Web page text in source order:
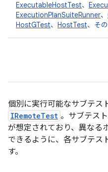
ExecutableHostTest、
ExecutionPlanSuiteRunner、
HostGTest、 HostTest、その
個別に実行可能なサブテス
IRemoteTest 。サブテス
が想定されており、異なる
できるように、各サブテス
す。